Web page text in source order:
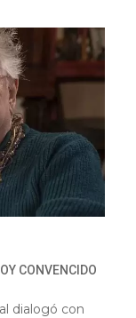
CONVENCIDO
dialogó con